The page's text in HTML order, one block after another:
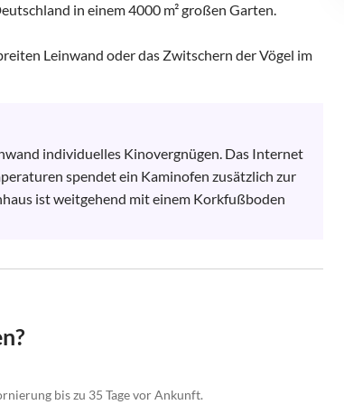
in einem 4000 m² großen Garten.
Leinwand oder das Zwitschern der Vögel im
individuelles Kinovergnügen. Das Internet
spendet ein Kaminofen zusätzlich zur
ist weitgehend mit einem Korkfußboden
bis zu 35 Tage vor Ankunft.